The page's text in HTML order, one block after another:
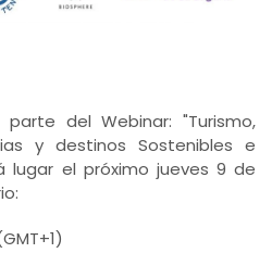
del Webinar: "Turismo,
y destinos Sostenibles e
lugar el próximo jueves 9 de